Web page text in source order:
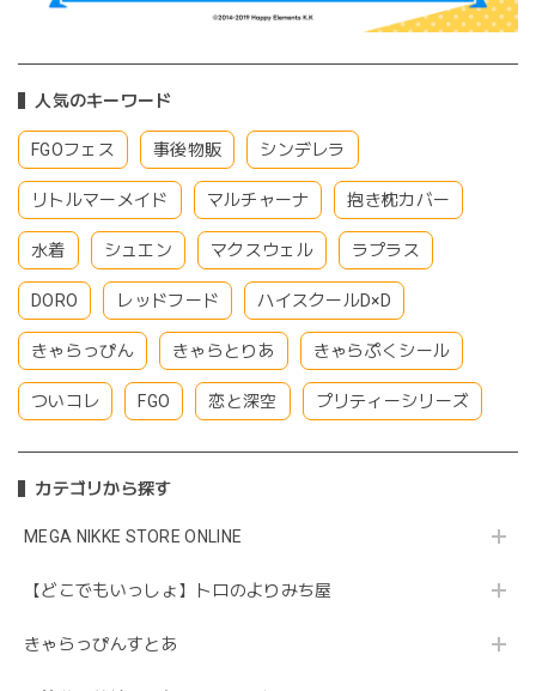
人気のキーワード
FGOフェス 事後物販 シンデレラ
リトルマーメイド マルチャーナ 抱き枕カバー
水着 シュエン マクスウェル ラプラス
DORO レッドフード ハイスクールD×D
きゃらっぴん きゃらとりあ きゃらぷくシール
ついコレ FGO 恋と深空 プリティーシリーズ
カテゴリから探す
MEGA NIKKE STORE ONLINE
【どこでもいっしょ】トロのよりみち屋
きゃらっぴんすとあ